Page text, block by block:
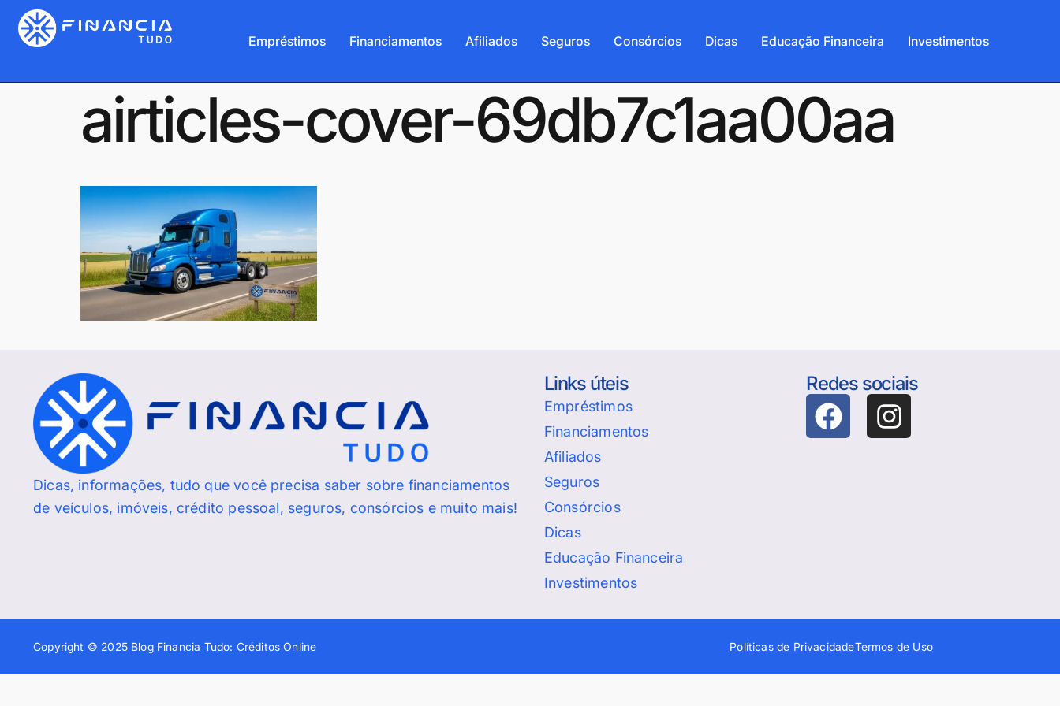
Empréstimos Financiamentos Afiliados Seguros Consórcios Dicas Educação Financeira Investimentos
airticles-cover-69db7c1aa00aa
Dicas, informações, tudo que você precisa saber sobre financiamentos
de veículos, imóveis, crédito pessoal, seguros, consórcios e muito mais!
Links úteis
Empréstimos
Financiamentos
Afiliados
Seguros
Consórcios
Dicas
Educação Financeira
Investimentos
Redes sociais
Copyright © 2025 Blog Financia Tudo: Créditos Online Políticas de PrivacidadeTermos de Uso